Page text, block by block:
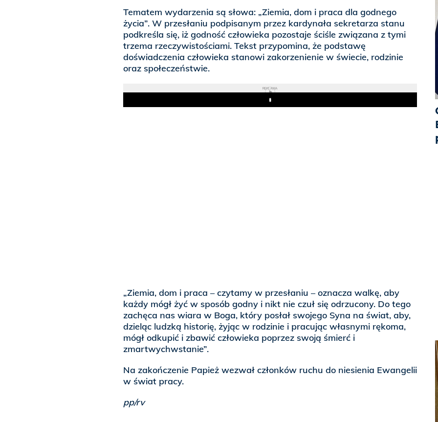
Tematem wydarzenia są słowa: „Ziemia, dom i praca dla godnego
życia”. W przesłaniu podpisanym przez kardynała sekretarza stanu
podkreśla się, iż godność człowieka pozostaje ściśle związana z tymi
trzema rzeczywistościami. Tekst przypomina, że podstawę
doświadczenia człowieka stanowi zakorzenienie w świecie, rodzinie
oraz społeczeństwie.
REKLAMA
Play
„Ziemia, dom i praca – czytamy w przesłaniu – oznacza walkę, aby
każdy mógł żyć w sposób godny i nikt nie czuł się odrzucony. Do tego
zachęca nas wiara w Boga, który posłał swojego Syna na świat, aby,
dzieląc ludzką historię, żyjąc w rodzinie i pracując własnymi rękoma,
mógł odkupić i zbawić człowieka poprzez swoją śmierć i
zmartwychwstanie”.
Na zakończenie Papież wezwał członków ruchu do niesienia Ewangelii
w świat pracy.
pp/rv